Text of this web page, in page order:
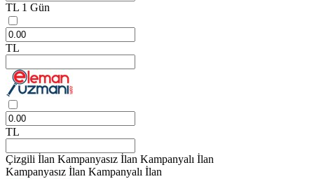
TL 1 Gün
TL
TL
Çizgili İlan Kampanyasız İlan Kampanyalı İlan
Kampanyasız İlan Kampanyalı İlan